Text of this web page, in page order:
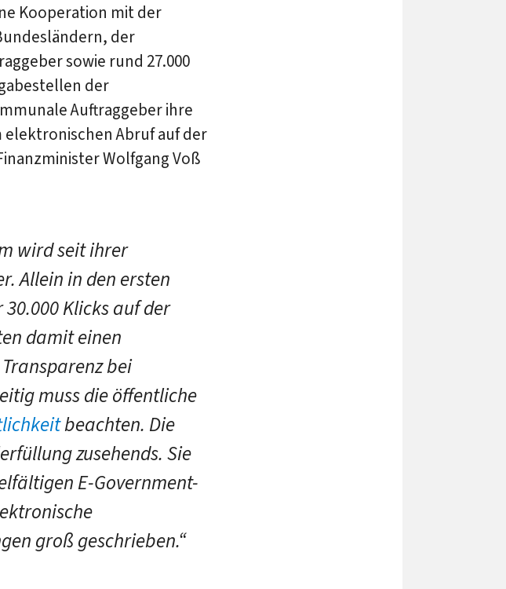
Kooperation mit der
der
sowie rund 27.000
der
Auftraggeber ihre
elektronischen Abruf auf der
Wolfgang Voß
wird seit ihrer
Allein in den ersten
Klicks auf der
damit einen
bei
muss die öffentliche
beachten. Die
zusehends. Sie
E-Government-
groß geschrieben.“